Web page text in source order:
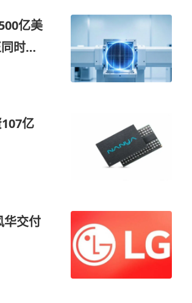
亿美
时获
亿
华交付